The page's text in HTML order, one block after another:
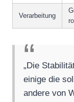
Verarbeitung
„Die
einige die
andere von